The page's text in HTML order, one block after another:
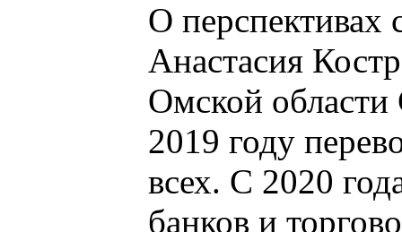
О перспективах
Анастасия
Омской
2019 году
всех. С 2020
банков и